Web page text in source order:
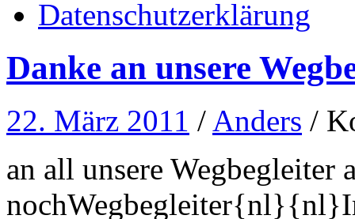
Datenschutzerklärung
Danke an unsere
22. März 2011 / Anders /
an all unsere Wegbegleiter